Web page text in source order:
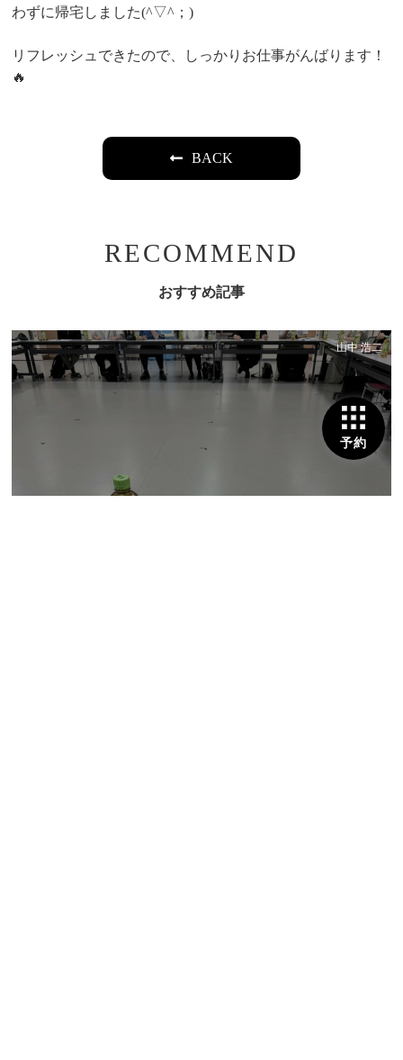
わずに帰宅しました(^▽^；)
リフレッシュできたので、しっかりお仕事がんばります！
🔥
BACK
RECOMMEND
おすすめ記事
山中 浩二
予約